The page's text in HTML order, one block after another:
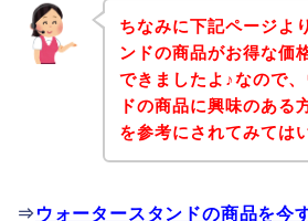
ちなみに下記ページよ
ンドの商品がお得な価
できましたよ♪なので
ドの商品に興味のある
を参考にされてみては
⇒ ウォータースタンドの商品を今